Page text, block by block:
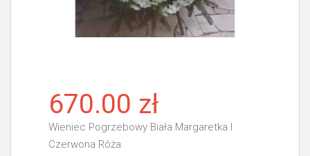
670.00 zł
Wieniec Pogrzebowy Biała Margaretka I
Czerwona Róża